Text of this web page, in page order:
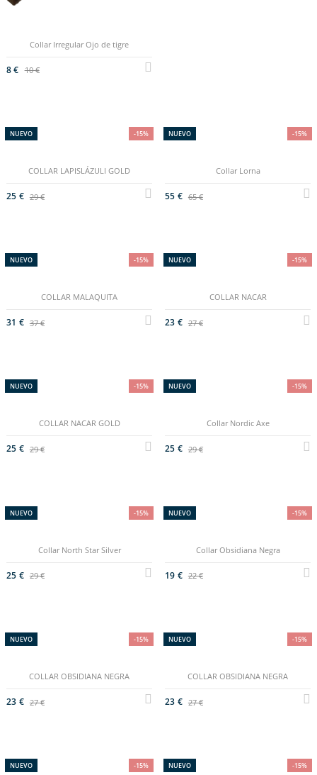
Collar Irregular Ojo de tigre
8 € 10 €
-15%
NUEVO
COLLAR LAPISLÁZULI GOLD
25 € 29 €
-15%
NUEVO
Collar Lorna
55 € 65 €
-15%
NUEVO
COLLAR MALAQUITA
31 € 37 €
-15%
NUEVO
COLLAR NACAR
23 € 27 €
-15%
NUEVO
COLLAR NACAR GOLD
25 € 29 €
-15%
NUEVO
Collar Nordic Axe
25 € 29 €
-15%
NUEVO
Collar North Star Silver
25 € 29 €
-15%
NUEVO
Collar Obsidiana Negra
19 € 22 €
-15%
NUEVO
COLLAR OBSIDIANA NEGRA
23 € 27 €
-15%
NUEVO
COLLAR OBSIDIANA NEGRA
23 € 27 €
-15%
NUEVO -15%
NUEVO